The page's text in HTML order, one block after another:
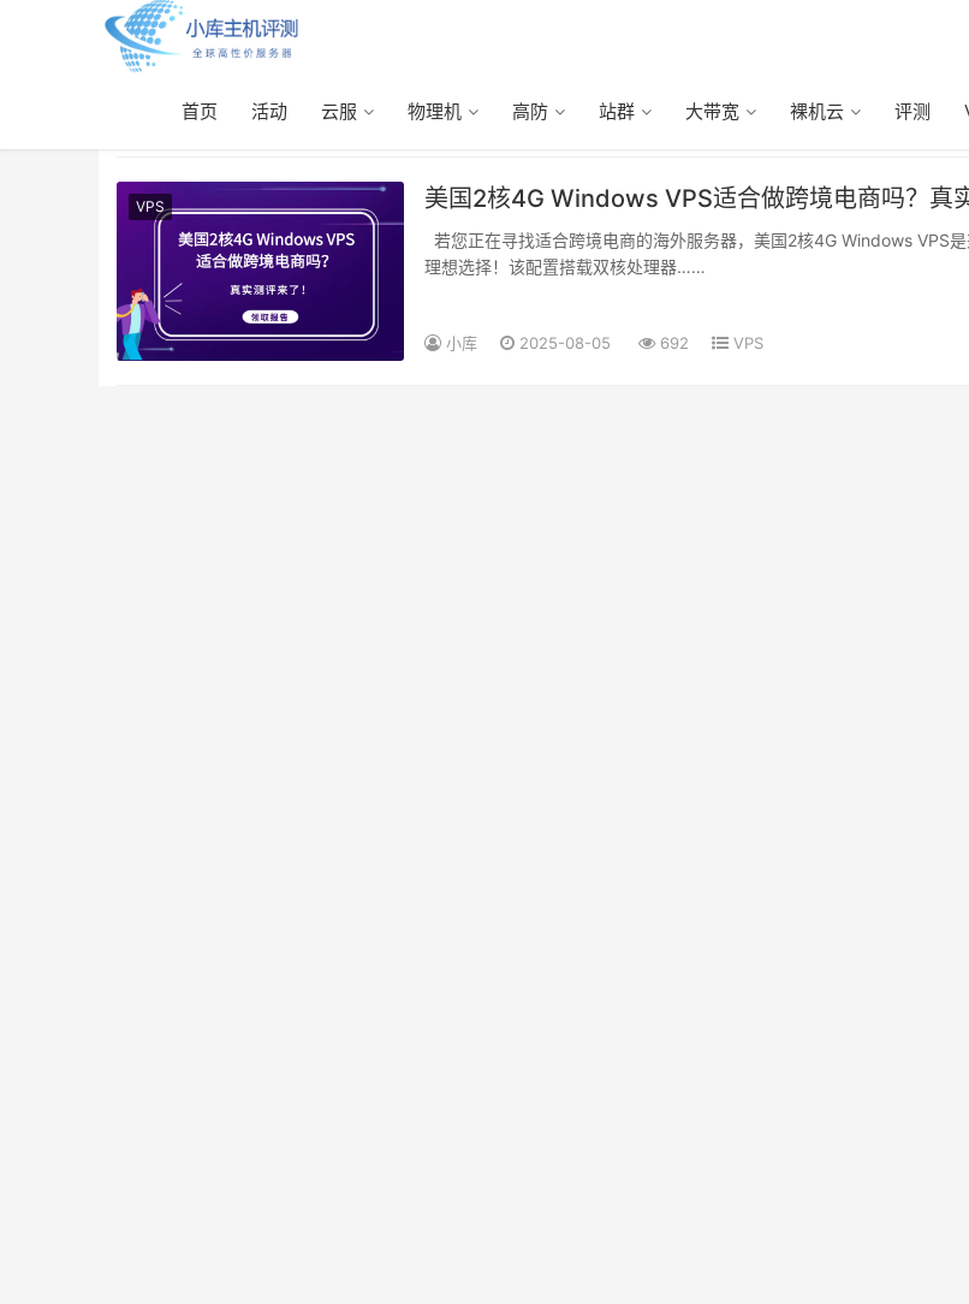
首页 活动 云服 物理机 高防 站群 大带宽 裸机云 评测
vps优惠
VPS 美国2核4G Windows VPS适合做跨境电商吗？真
理想选择！该配置搭载双核处理器……
小库 2025-08-05 692 VPS